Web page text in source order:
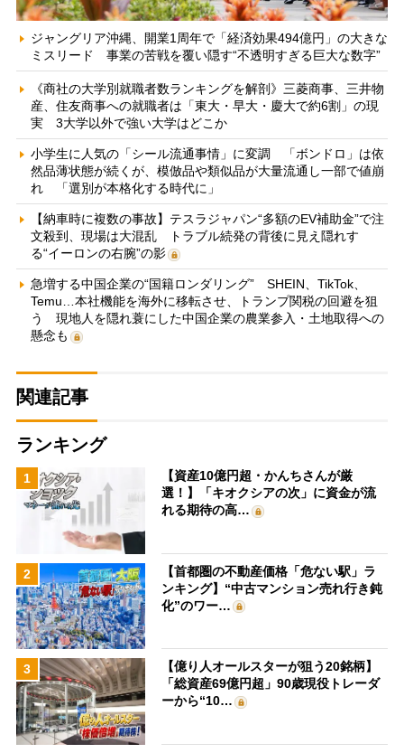
ジャングリア沖縄、開業1周年で「経済効果494億円」の大きな
ミスリード 事業の苦戦を覆い隠す“不透明すぎる巨大な数字”
《商社の大学別就職者数ランキングを解剖》三菱商事、三井物
産、住友商事への就職者は「東大・早大・慶大で約6割」の現
実 3大学以外で強い大学はどこか
小学生に人気の「シール流通事情」に変調 「ボンドロ」は依
然品薄状態が続くが、模倣品や類似品が大量流通し一部で値崩
れ 「選別が本格化する時代に」
【納車時に複数の事故】テスラジャパン“多額のEV補助金”で注
文殺到、現場は大混乱 トラブル続発の背後に見え隠れす
る“イーロンの右腕”の影
急増する中国企業の“国籍ロンダリング” SHEIN、TikTok、
Temu…本社機能を海外に移転させ、トランプ関税の回避を狙
う 現地人を隠れ蓑にした中国企業の農業参入・土地取得への
懸念も
関連記事
ランキング
1
【資産10億円超・かんちさんが厳
選！】「キオクシアの次」に資金が流
れる期待の高…
2
【首都圏の不動産価格「危ない駅」ラ
ンキング】“中古マンション売れ行き鈍
化”のワー…
3
【億り人オールスターが狙う20銘柄】
「総資産69億円超」90歳現役トレーダ
ーから“10…